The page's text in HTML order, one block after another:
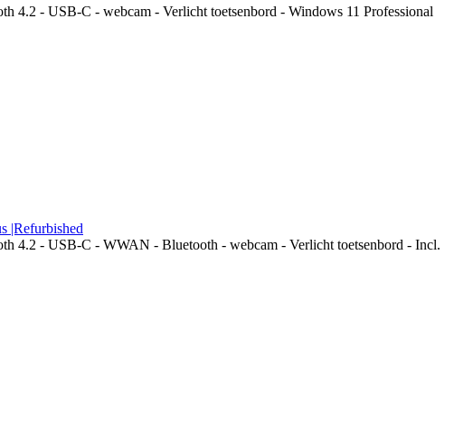
- USB-C - webcam - Verlicht toetsenbord - Windows 11 Professional
|Refurbished
4.2 - USB-C - WWAN - Bluetooth - webcam - Verlicht toetsenbord - Incl.